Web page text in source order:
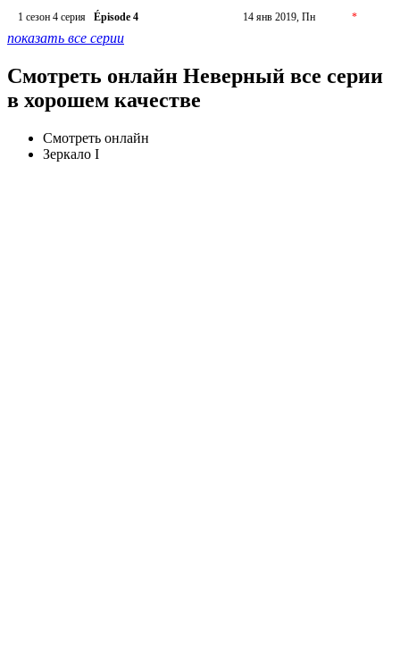
1 сезон 4 серия
Épisode 4 14 янв 2019, Пн *
показать все серии
Смотреть онлайн Неверный все серии
в хорошем качестве
Смотреть онлайн
Зеркало I